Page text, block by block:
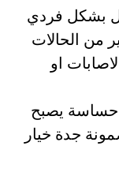
بشكل فردي
من الحالات
او
حساسة يصبح
جدة خيار